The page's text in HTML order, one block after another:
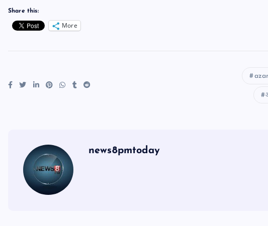
Share this:
More
news8pmtoday